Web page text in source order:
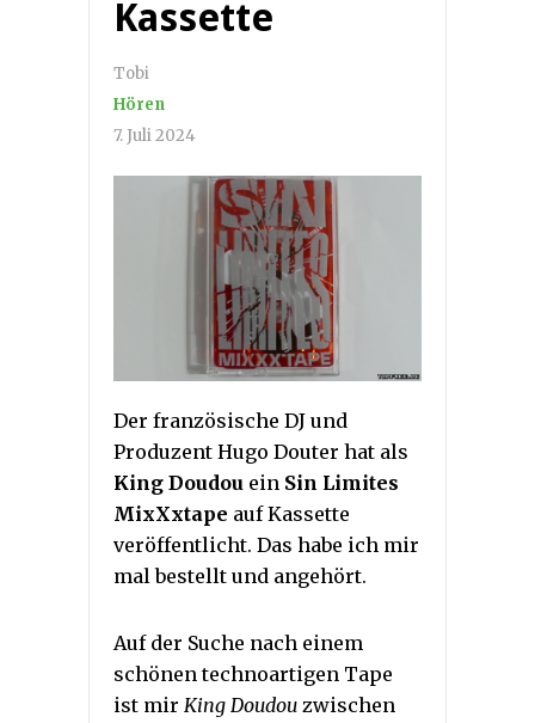
Kassette
Tobi
Hören
7. Juli 2024
Der französische DJ und
Produzent Hugo Douter hat als
King Doudou ein Sin Limites
MixXxtape auf Kassette
veröffentlicht. Das habe ich mir
mal bestellt und angehört.
Auf der Suche nach einem
schönen technoartigen Tape
ist mir King Doudou zwischen